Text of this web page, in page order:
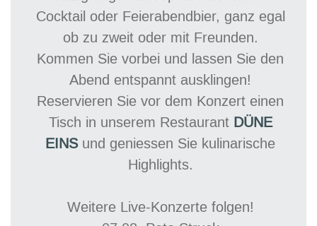
Cocktail oder Feierabendbier, ganz egal
ob zu zweit oder mit Freunden.
Kommen Sie vorbei und lassen Sie den
Abend entspannt ausklingen!
Reservieren Sie vor dem Konzert einen
Tisch in unserem Restaurant DÜNE
EINSund geniessen Sie kulinarische
Highlights.
Weitere Live-Konzerte folgen!